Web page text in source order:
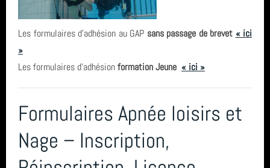
Les formulaires d'adhésion au GAP sans passage de brevet « ici
»
Les formulaires d'adhésionformation Jeune « ici »
Formulaires Apnée loisirs et
Nage – Inscription,